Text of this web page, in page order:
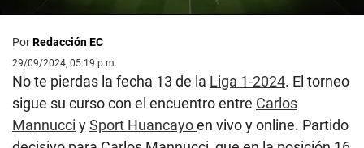
PorRedacción EC
29/09/2024, 05:19 p.m.
No te pierdas la fecha 13 de la Liga 1-2024. El torneo
sigue su curso con el encuentro entre Carlos
Mannucci ySport Huancayoen vivo y online. Partido